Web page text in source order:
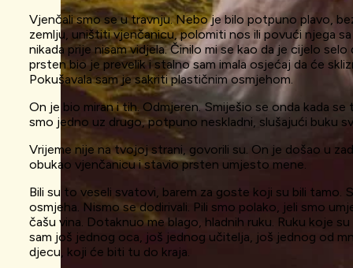
Vjenčali smo se u travnju. Nebo je bilo potpuno plavo,
zemlju, uništiti vjenčanicu, polomiti nos ili povući njega
nikada prije nisam vidjela. Činilo mi se kao da je cijelo
prsten bio je prevelik i stalno sam imala osjećaj da će
Pokušavala sam je sakriti plastičnim osmjehom.
On je bio miran i tih. Odmjeren. Smiješio se onda kada
smo jedno uz drugo, potpuno neskladni, slušajući buku
Vrijeme nije na tvojoj strani, govorili su. On je došao u
obukao vjenčanicu i stavio prsten umjesto mene.
Bili su to veseli svatovi, barem za goste koji su bili tamo.
osmjeha. Nismo se dodirivali. Pili smo polako, jeli smo
čašu vina. Dotaknuo me blago, hladnih ruku. Ruku koje
sam još jednog oca, još jednog učitelja, još jednog od
djecu, koji će biti tu do kraja.